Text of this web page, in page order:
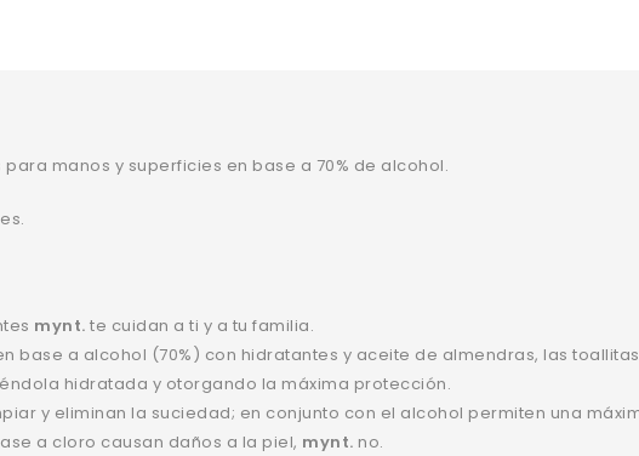
manos y superficies en base a 70% de alcohol.
mynt. te cuidan a ti y a tu familia.
base a alcohol (70%) con hidratantes y aceite de almendras, las
hidratada y otorgando la máxima protección.
y eliminan la suciedad; en conjunto con el alcohol permiten una
a cloro causan daños a la piel, mynt. no.